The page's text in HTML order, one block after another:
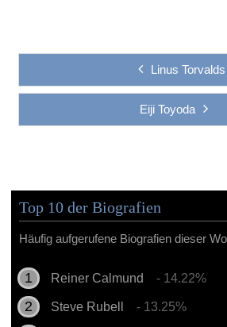
Linus Torvalds
Eiji Toyoda
Top 10 der Biografien
Häufig aufgerufene Biografien dieser
Reiner Calmund - 14.22%
Steve Rubell - 13.25%